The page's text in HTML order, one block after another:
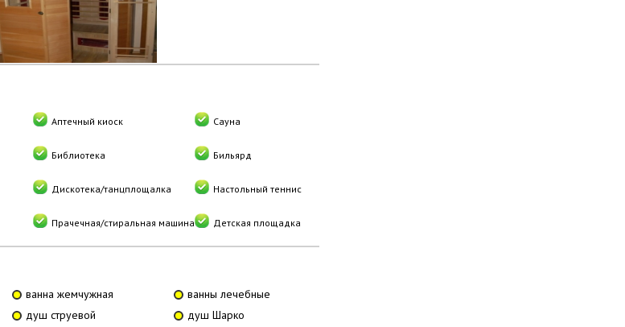
Аптечный киоск Сауна
Библиотека Бильярд
Дискотека/танцплощалка Настольный теннис
Прачечная/стиральная машина Детская площадка
ванна жемчужная
ванны лечебные
душ струевой
душ Шарко